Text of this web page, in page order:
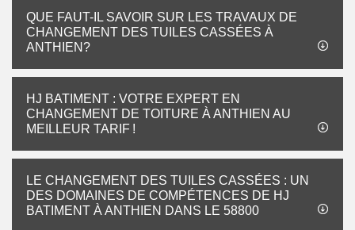
QUE FAUT-IL SAVOIR SUR LES TRAVAUX DE
CHANGEMENT DES TUILES CASSÉES À
ANTHIEN?
HJ BATIMENT : VOTRE EXPERT EN
CHANGEMENT DE TOITURE À ANTHIEN AU
MEILLEUR TARIF !
LE CHANGEMENT DES TUILES CASSÉES : UN
DES DOMAINES DE COMPÉTENCES DE HJ
BATIMENT À ANTHIEN DANS LE 58800